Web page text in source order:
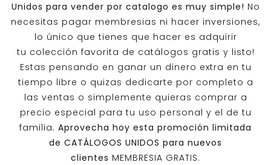
Unidos para vender por catalogo es muy simple! No
necesitas pagar membresias ni hacer inversiones,
lo único que tienes que hacer es adquirir
tu colección favorita de catálogos gratis y listo!
Estas pensando en ganar un dinero extra en tu
tiempo libre o quizas dedicarte por completo a
las ventas o simplemente quieras comprar a
precio especial para tu uso personal y el de tu
familia. Aprovecha hoy esta promoción limitada
de CATÁLOGOS UNIDOS para nuevos
clientes MEMBRESIA GRATIS.